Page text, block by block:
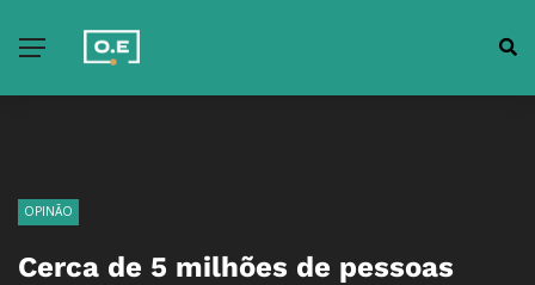
OPINÃO
Cerca de 5 milhões de pessoas